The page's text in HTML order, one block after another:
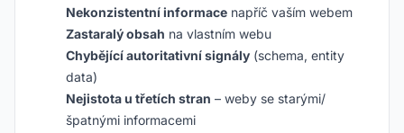
Nekonzistentní informace napříč vaším webem
Zastaralý obsah na vlastním webu
Chybějící autoritativní signály (schema, entity
data)
Nejistota u třetích stran – weby se starými/
špatnými informacemi